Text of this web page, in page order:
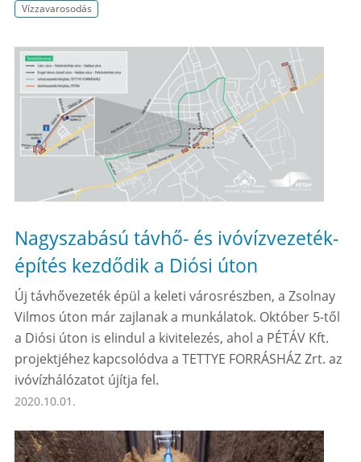
Vízzavarosodás
Nagyszabású távhő- és ivóvízvezeték-
építés kezdődik a Diósi úton
Új távhővezeték épül a keleti városrészben, a Zsolnay
Vilmos úton már zajlanak a munkálatok. Október 5-től
a Diósi úton is elindul a kivitelezés, ahol a PÉTÁV Kft.
projektjéhez kapcsolódva a TETTYE FORRÁSHÁZ Zrt. az
ivóvízhálózatot újítja fel.
2020.10.01.